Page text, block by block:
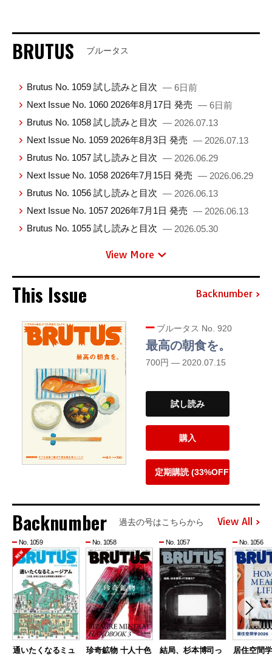
BRUTUS ブルータス
Brutus No. 1059 試し読みと目次 — 6日前
Next Issue No. 1060 2026年8月17日 発売 — 6日前
Brutus No. 1058 試し読みと目次 — 2026.07.13
Next Issue No. 1059 2026年8月3日 発売 — 2026.07.13
Brutus No. 1057 試し読みと目次 — 2026.06.29
Next Issue No. 1058 2026年7月15日 発売 — 2026.06.29
Brutus No. 1056 試し読みと目次 — 2026.06.13
Next Issue No. 1057 2026年7月1日 発売 — 2026.06.13
Brutus No. 1055 試し読みと目次 — 2026.05.30
View More
This Issue Backnumber
ブルータス No. 920
最高の朝食を。
700円 — 2020.07.15
試し読み
購入
定期購読 (33%OFF)
Backnumber 過去の号はこちらから View All
No. 1059
通いたくなるミュ
No. 1058
珍奇鉱物 十人十色
No. 1057
結局、杉本博司っ
No. 1056
居住空間